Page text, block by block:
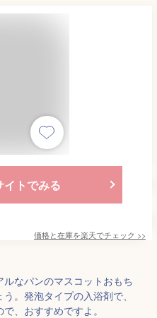
イトでみる
価格と在庫を楽天でチェック >>
なパンのマスコットおもち
。発泡タイプの入浴剤で、
、おすすめですよ。